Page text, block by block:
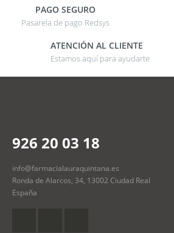
PAGO SEGURO
Pasarela de pago Redsys
ATENCIÓN AL CLIENTE
Estamos aquí para ayudarte
926 20 03 18
info@farmacialauraquintana.es
Ronda de Alarcos, 34, 13002 Ciudad Real
España